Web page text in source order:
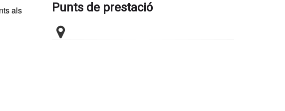
als
Punts de prestació